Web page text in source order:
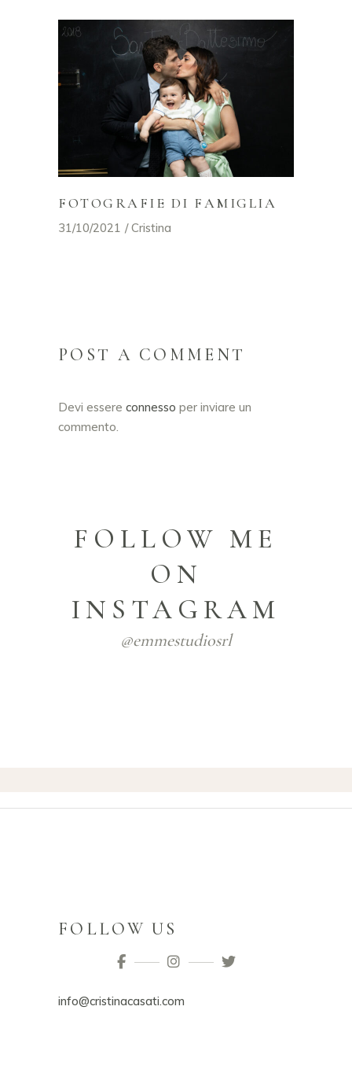
FOTOGRAFIE DI FAMIGLIA
31/10/2021 Cristina
POST A COMMENT
Devi essere connesso per inviare un
commento.
FOLLOW ME
ON
INSTAGRAM
@emmestudiosrl
FOLLOW US
info@cristinacasati.com